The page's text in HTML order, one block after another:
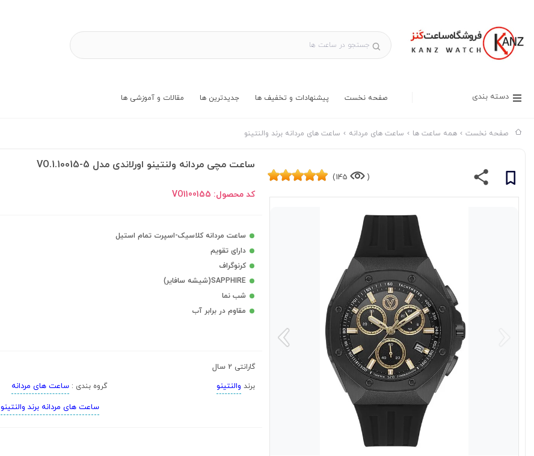
دسته بندی صفحه نخست پیشنهادات و تخفیف ها جدیدترین ها مقالات و آموزشی ها
صفحه نخست همه ساعت ها ساعت های مردانه ساعت های مردانه برند والنتینو
(
145)
ساعت مچی مردانه ولنتینو اورلاندی مدل VO.1.10015-5
کد محصول: VO1100155
ساعت مردانه کلاسیک-اسپرت تمام استیل
دارای تقویم
کرنوگراف
SAPPHIRE(شیشه سافایر)
شب نما
مقاوم در برابر آب
گارانتی 2 سال
برند والنتینو گروه بندی :ساعت های مردانه
ساعت های مردانه برند والنتینو